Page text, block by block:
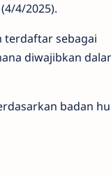
4/2025).
terdaftar sebagai
diwajibkan
badan